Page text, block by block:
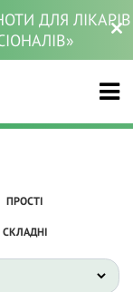
ДЛЯ ЛІКАРІВ
ПРОСТІ
СКЛАДНІ